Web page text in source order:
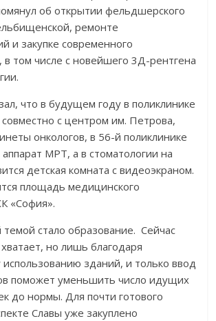
об открытии фельдшерского
ремонте
и закупке современного
в том числе с новейшего 3Д-рентгена
что в будущем году в поликлинике
с центром им. Петрова,
онкологов, в 56-й поликлинике
МРТ, а в стоматологии на
детская комната с видеоэкраном.
площадь медицинского
«София».
стало образование. Сейчас
но лишь благодаря
зданий, и только ввод
поможет уменьшить число идущих
до нормы. Для почти готового
Славы уже закуплено